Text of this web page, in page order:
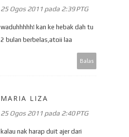
25 Ogos 2011 pada 2:39 PTG
waduhhhhh! kan ke hebak dah tu
2 bulan berbelas,atoii laa
Balas
MARIA LIZA
25 Ogos 2011 pada 2:40 PTG
kalau nak harap duit ajer dari